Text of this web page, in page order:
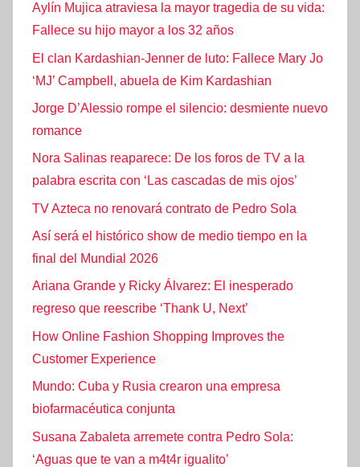
Aylín Mujica atraviesa la mayor tragedia de su vida:
Fallece su hijo mayor a los 32 años
El clan Kardashian-Jenner de luto: Fallece Mary Jo
‘MJ’ Campbell, abuela de Kim Kardashian
Jorge D’Alessio rompe el silencio: desmiente nuevo
romance
Nora Salinas reaparece: De los foros de TV a la
palabra escrita con ‘Las cascadas de mis ojos’
TV Azteca no renovará contrato de Pedro Sola
Así será el histórico show de medio tiempo en la
final del Mundial 2026
Ariana Grande y Ricky Álvarez: El inesperado
regreso que reescribe ‘Thank U, Next’
How Online Fashion Shopping Improves the
Customer Experience
Mundo: Cuba y Rusia crearon una empresa
biofarmacéutica conjunta
Susana Zabaleta arremete contra Pedro Sola:
‘Aguas que te van a m4t4r igualito’